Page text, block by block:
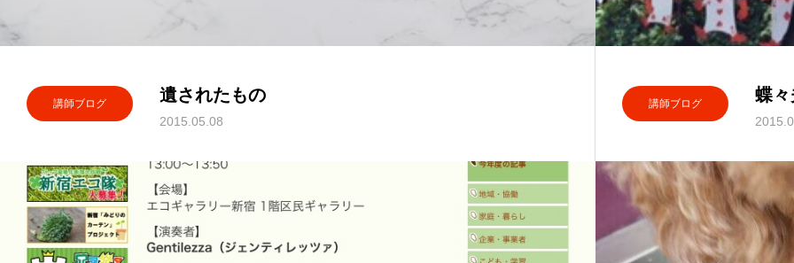
講師ブログ 遺されたもの
2015.05.08
講師ブログ 蝶